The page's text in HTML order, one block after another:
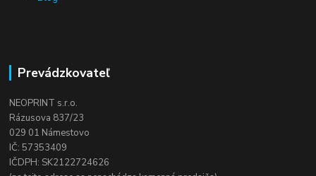
Prevádzkovateľ
NEOPRINT s.r.o.
Rázusova 837/23
029 01 Námestovo
IČ: 57353409
IČDPH: SK2122724626